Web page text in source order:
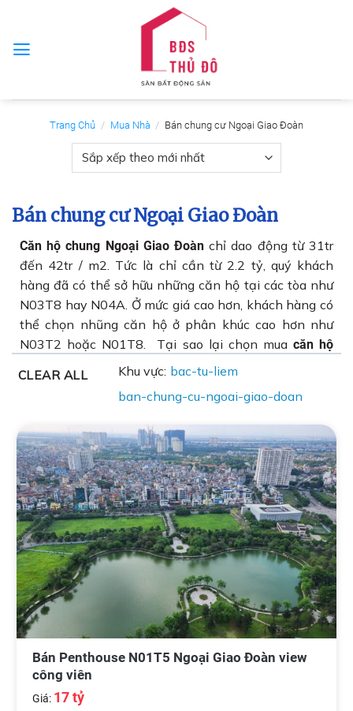
content
Trang Chủ / Mua Nhà / Bán chung cư Ngoại Giao Đoàn
Bán chung cư Ngoại Giao Đoàn
Căn hộ chung Ngoại Giao Đoàn chỉ dao động từ 31tr
đến 42tr / m2. Tức là chỉ cần từ 2.2 tỷ, quý khách
hàng đã có thể sở hữu những căn hộ tại các tòa như
N03T8 hay N04A. Ở mức giá cao hơn, khách hàng có
thể chọn nhũng căn hộ ở phân khúc cao hơn như
N03T2 hoặc N01T8. Tại sao lại chọn mua căn hộ
chung cư Ngoại Giao Đoàn
? Chung cư Ngoại Giao
Đoàn bán đang là sản phẩm bất động sản nóng trên
thị trường mua bán vì quy mô lớn, vị trí đẹp và đặc
biệt là mức giá rất phải chăng. Hệ thống tiện ích đầy
đủ đem lại cuộc sống hiện đại và tiện lợi cho cư dân.
Chỉ vài bước chân ra khỏi chung cư, chúng ta đã tìm
thấy trường học, công viên, siêu thị, phòng gym, bể
bơi. Bể bơi Ngoại Giao Đoàn nằm ở tòa nào? Có 2 tòa
có bể bơi là N02T3 (Quang Minh) và N01T4 (Lạc
Hồng Lotus). Phòng gym Ngoại Giao Đoàn là Lucky
Fitness nằm ở tòa N03T2. Vui lòng liên hệ để đi mua
bán căn hộ Ngoại Giao Đoàn Bắc Từ Liêm.
CLEAR ALL Khu vực: bac-tu-liem
ban-chung-cu-ngoai-giao-doan
Bán Penthouse N01T5 Ngoại Giao Đoàn view
công viên
Giá: 17 tỷ